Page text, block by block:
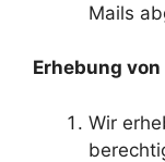
Mails
Erhebung
Wir